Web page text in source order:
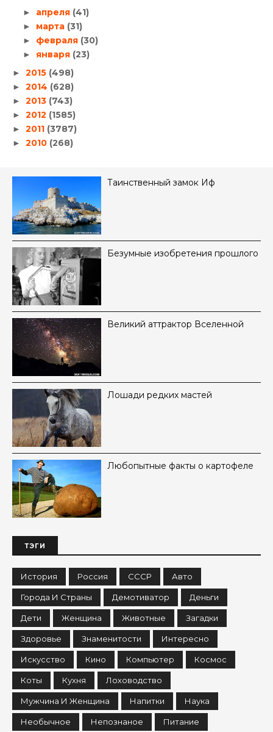
► апреля (41)
► марта (31)
► февраля (30)
► января (23)
► 2015 (498)
► 2014 (628)
► 2013 (743)
► 2012 (1585)
► 2011 (3787)
► 2010 (268)
Таинственный замок Иф
Безумные изобретения прошлого
Великий аттрактор Вселенной
Лошади редких мастей
Любопытные факты о картофеле
ТЭГИ
История Россия СССР Авто
Города И Страны Демотиватор Деньги
Дети Женщина Животные Загадки
Здоровье Знаменитости Интересно
Искусство Кино Компьютер Космос
Коты Кухня Лоховодство
Мужчина И Женщина Напитки Наука
Необычное Непознаное Питание